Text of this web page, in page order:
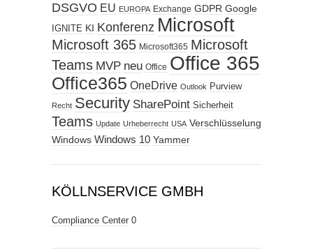
DSGVO EU EUROPA Exchange GDPR Google
IGNITE KI Konferenz Microsoft
Microsoft 365 Microsoft365 Microsoft
Teams MVP neu Office Office 365
Office365 OneDrive Outlook Purview
Recht Security SharePoint Sicherheit
Teams Update Urheberrecht USA Verschlüsselung
Windows Windows 10 Yammer
KÖLLNSERVICE GMBH
Compliance Center 0